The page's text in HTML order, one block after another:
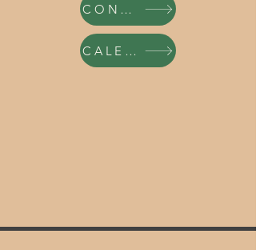
CONSIGNES DE VOTE AU CONSEIL D'ADMINISTRATION
CALENDRIER DES OPERATIONS ELECTORALE